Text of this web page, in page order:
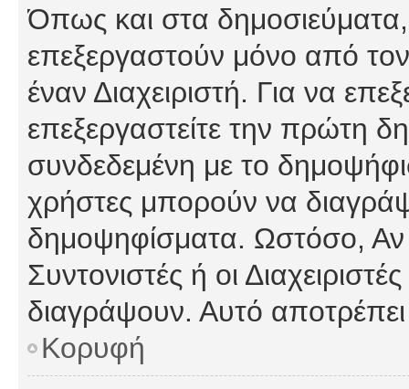
Όπως και στα
επεξεργαστούν μόνο από
έναν Διαχειριστή. Για να
επεξεργαστείτε την πρώτη
συνδεδεμένη με το
χρήστες μπορούν να
δημοψηφίσματα. Ωστόσο, Αν
Συντονιστές ή οι
διαγράψουν. Αυτό
Κορυφή